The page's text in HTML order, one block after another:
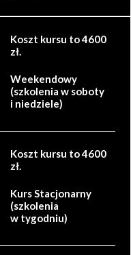
Koszt kursu to 4600
zł.
Weekendowy
(szkolenia w soboty
i niedziele)
Koszt kursu to 4600
zł.
Kurs Stacjonarny
(szkolenia
w tygodniu)